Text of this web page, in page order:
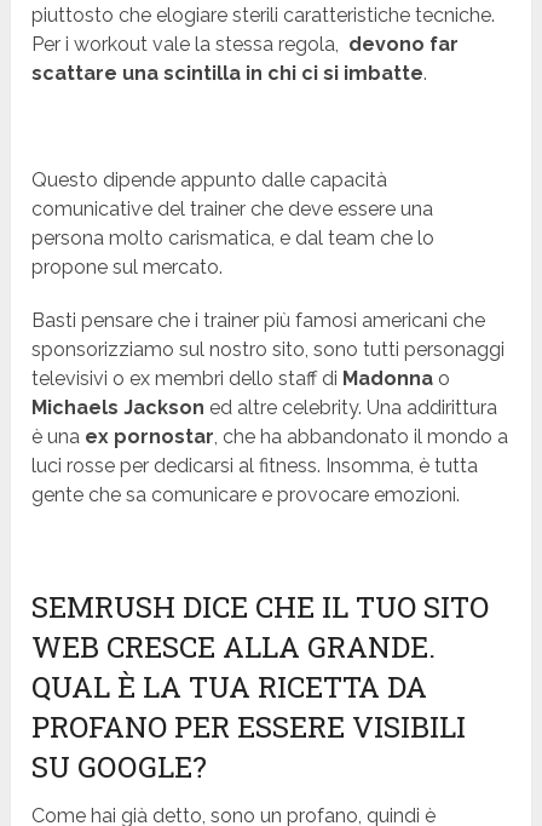
piuttosto che elogiare sterili caratteristiche tecniche.
Per i workout vale la stessa regola, devono far
scattare una scintilla in chi ci si imbatte.
Questo dipende appunto dalle capacità
comunicative del trainer che deve essere una
persona molto carismatica, e dal team che lo
propone sul mercato.
Basti pensare che i trainer più famosi americani che
sponsorizziamo sul nostro sito, sono tutti personaggi
televisivi o ex membri dello staff di Madonna o
Michaels Jackson ed altre celebrity. Una addirittura
è una ex pornostar, che ha abbandonato il mondo a
luci rosse per dedicarsi al fitness. Insomma, è tutta
gente che sa comunicare e provocare emozioni.
SEMRUSH DICE CHE IL TUO SITO
WEB CRESCE ALLA GRANDE.
QUAL È LA TUA RICETTA DA
PROFANO PER ESSERE VISIBILI
SU GOOGLE?
Come hai già detto, sono un profano, quindi è